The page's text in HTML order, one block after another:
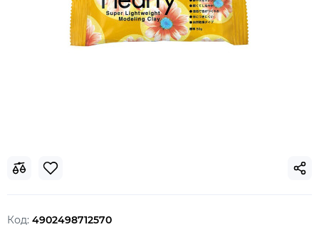
Код: 4902498712570